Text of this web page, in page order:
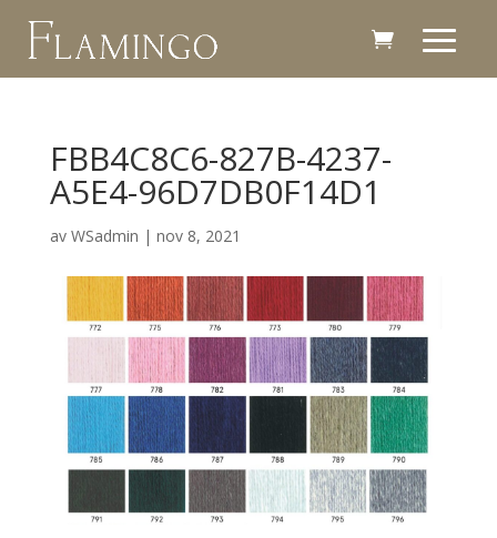
FBB4C8C6-827B-4237-
A5E4-96D7DB0F14D1
av WSadmin | nov 8, 2021